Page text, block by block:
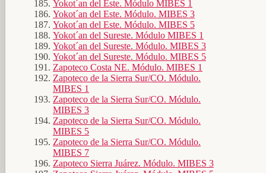
Yokot´an del Este. Módulo MIBES 1
Yokot´an del Este. Módulo. MIBES 3
Yokot´an del Este. Módulo. MIBES 5
Yokot´an del Sureste. Módulo MIBES 1
Yokot´an del Sureste. Módulo. MIBES 3
Yokot´an del Sureste. Módulo. MIBES 5
Zapoteco Costa NE. Módulo. MIBES 1
Zapoteco de la Sierra Sur/CO. Módulo.
MIBES 1
Zapoteco de la Sierra Sur/CO. Módulo.
MIBES 3
Zapoteco de la Sierra Sur/CO. Módulo.
MIBES 5
Zapoteco de la Sierra Sur/CO. Módulo.
MIBES 7
Zapoteco Sierra Juárez. Módulo. MIBES 3